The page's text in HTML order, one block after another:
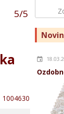
5/5
1004630